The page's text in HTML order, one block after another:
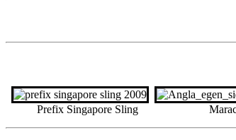
Prefix Singapore Sling